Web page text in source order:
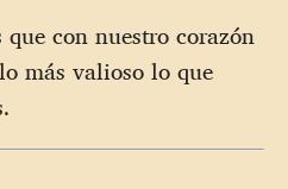
con nuestro corazón
más valioso lo que